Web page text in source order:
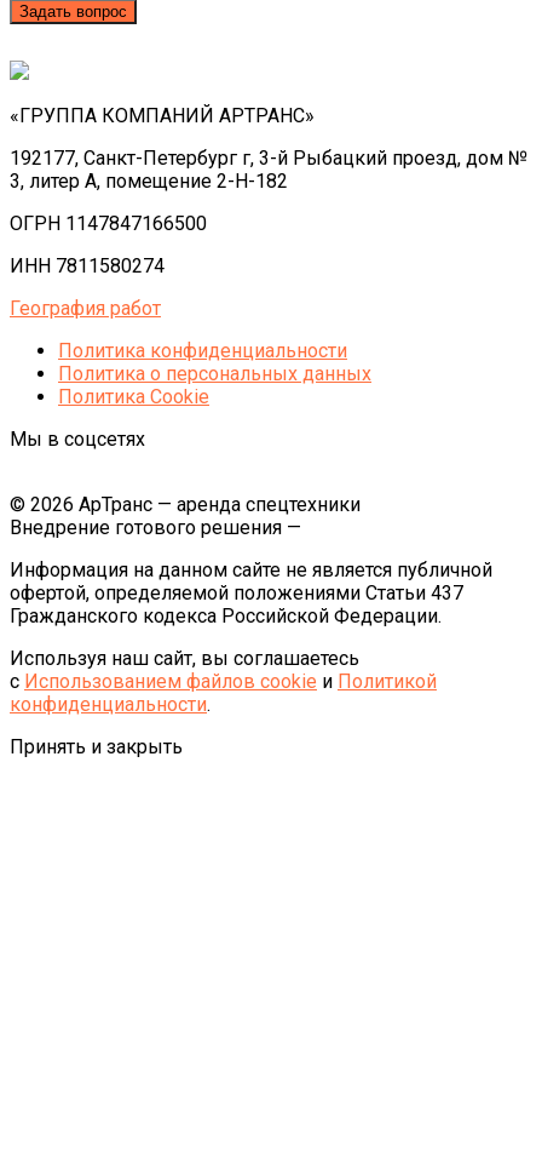
Задать вопрос
«ГРУППА КОМПАНИЙ АРТРАНС»
192177, Санкт-Петербург г, 3-й Рыбацкий проезд, дом №
3, литер А, помещение 2-Н-182
ОГРН 1147847166500
ИНН 7811580274
География работ
Политика конфиденциальности
Политика o персональных данных
Политика Cookie
Мы в соцсетях
© 2026 АрТранс — аренда спецтехники
Внедрение готового решения —
Информация на данном сайте не является публичной
офертой, определяемой положениями Статьи 437
Гражданского кодекса Российской Федерации.
Используя наш сайт, вы соглашаетесь
с Использованием файлов cookie и Политикой
конфиденциальности.
Принять и закрыть